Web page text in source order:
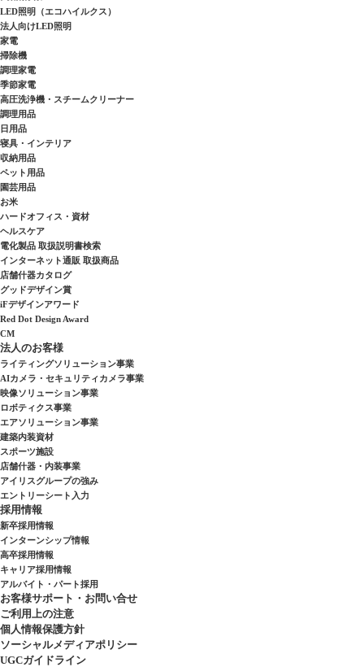
LED照明（エコハイルクス）
法人向けLED照明
家電
掃除機
調理家電
季節家電
高圧洗浄機・スチームクリーナー
調理用品
日用品
寝具・インテリア
収納用品
ペット用品
園芸用品
お米
ハードオフィス・資材
ヘルスケア
電化製品 取扱説明書検索
インターネット通販 取扱商品
店舗什器カタログ
グッドデザイン賞
iFデザインアワード
Red Dot Design Award
CM
法人のお客様
ライティングソリューション事業
AIカメラ・セキュリティカメラ事業
映像ソリューション事業
ロボティクス事業
エアソリューション事業
建築内装資材
スポーツ施設
店舗什器・内装事業
アイリスグループの強み
エントリーシート入力
採用情報
新卒採用情報
インターンシップ情報
高卒採用情報
キャリア採用情報
アルバイト・パート採用
お客様サポート・お問い合せ
ご利用上の注意
個人情報保護方針
ソーシャルメディアポリシー
UGCガイドライン